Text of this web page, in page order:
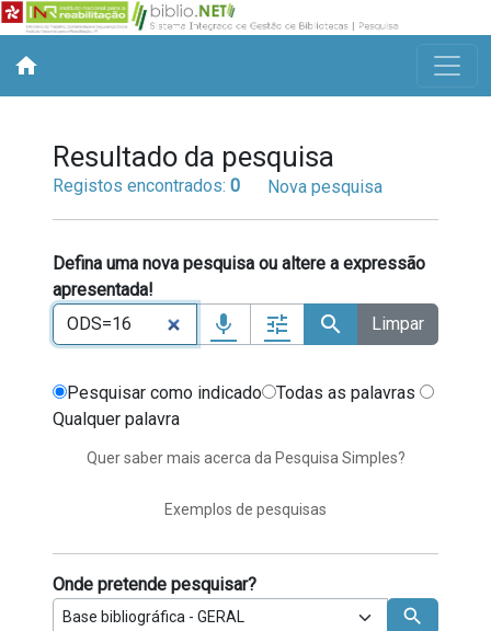
home
Resultado da pesquisa
Registos encontrados: 0 Nova pesquisa
Defina uma nova pesquisa ou altere a expressão
apresentada!
mic tune search Limpar
Tipo de operador a usar entre termos de
Pesquisar como indicado
Todas as palavras
Qualquer palavra
Quer saber mais acerca da Pesquisa Simples?
Exemplos de pesquisas
Onde pretende pesquisar?
search